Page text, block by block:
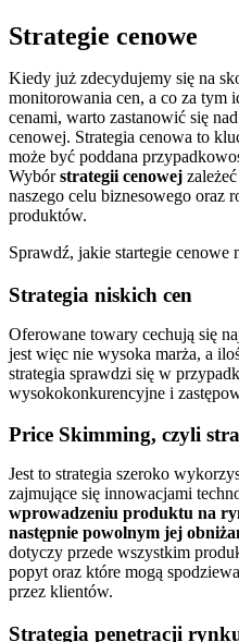
Strategie cenowe
Kiedy już zdecydujemy się na
monitorowania cen, a co za tym
cenami, warto zastanowić się
cenowej. Strategia cenowa to
może być poddana
Wybórstrategii cenowej
naszego celu biznesowego oraz
produktów.
Sprawdź, jakie startegie cenowe
Strategia niskich cen
Oferowane towary cechują się
jest więc nie wysoka marża, a
strategia sprawdzi się w
wysokokonkurencyjne i
Price Skimming, czyli
Jest to strategia szeroko
zajmujące się innowacjami
wprowadzeniu produktu na
następnie powolnym jej
dotyczy przede wszystkim
popyt oraz które mogą
przez klientów.
Strategia penetracji